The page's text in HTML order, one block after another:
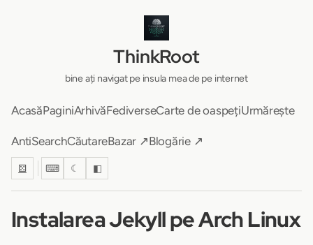
ThinkRoot
bine ați navigat pe insula mea de pe internet
AcasăPaginiArhivăFediverseCarte de oaspețiUrmărește
AntiSearchCăutareBazar ↗Blogărie ↗
⚄ ⌨ ☾ ◧
Instalarea Jekyll pe Arch Linux